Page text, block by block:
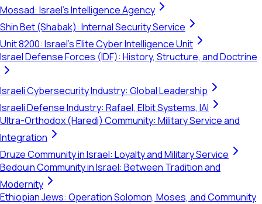
Mossad: Israel's Intelligence Agency
Shin Bet (Shabak): Internal Security Service
Unit 8200: Israel's Elite Cyber Intelligence Unit
Israel Defense Forces (IDF): History, Structure, and Doctrine
Israeli Cybersecurity Industry: Global Leadership
Israeli Defense Industry: Rafael, Elbit Systems, IAI
Ultra-Orthodox (Haredi) Community: Military Service and
Integration
Druze Community in Israel: Loyalty and Military Service
Bedouin Community in Israel: Between Tradition and
Modernity
Ethiopian Jews: Operation Solomon, Moses, and Community